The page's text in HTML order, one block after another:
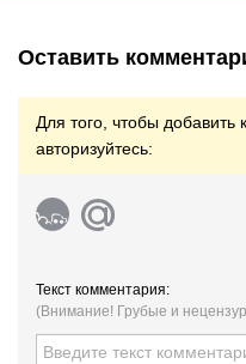
Оставить
Для того, чтобы добавить
авторизуйтесь:
Текст комментария:
(Внимание! Грубые и